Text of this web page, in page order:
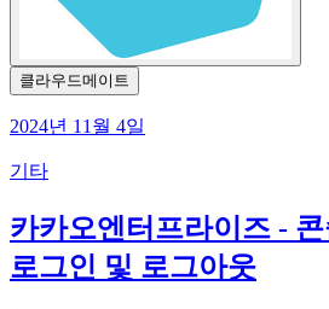
클라우드메이트
2024년 11월 4일
기타
카카오엔터프라이즈 -
로그인 및 로그아웃